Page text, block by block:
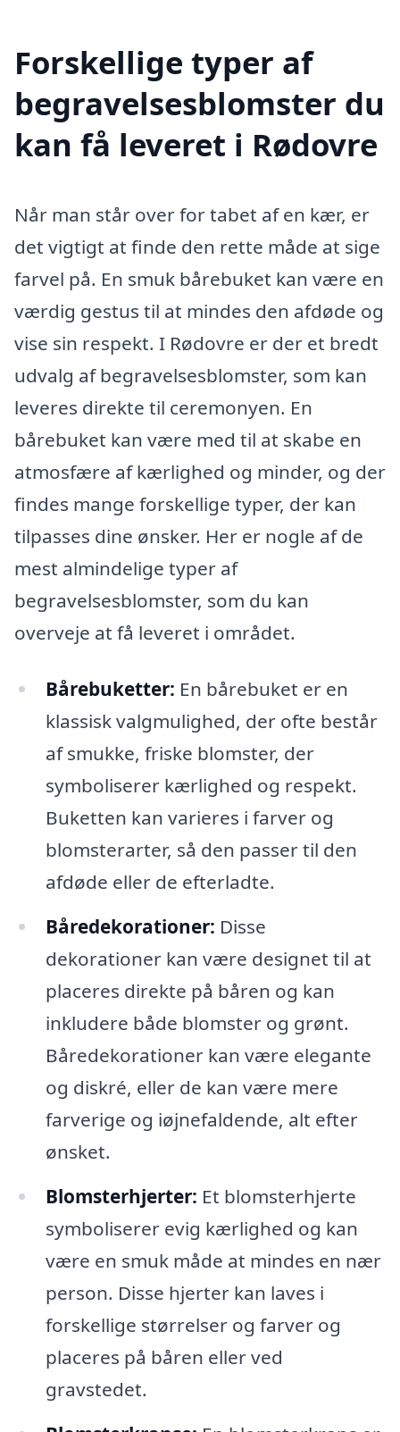
Forskellige typer af
begravelsesblomster du
kan få leveret i Rødovre
Når man står over for tabet af en kær, er
det vigtigt at finde den rette måde at sige
farvel på. En smuk bårebuket kan være en
værdig gestus til at mindes den afdøde og
vise sin respekt. I Rødovre er der et bredt
udvalg af begravelsesblomster, som kan
leveres direkte til ceremonyen. En
bårebuket kan være med til at skabe en
atmosfære af kærlighed og minder, og der
findes mange forskellige typer, der kan
tilpasses dine ønsker. Her er nogle af de
mest almindelige typer af
begravelsesblomster, som du kan
overveje at få leveret i området.
Bårebuketter: En bårebuket er en
klassisk valgmulighed, der ofte består
af smukke, friske blomster, der
symboliserer kærlighed og respekt.
Buketten kan varieres i farver og
blomsterarter, så den passer til den
afdøde eller de efterladte.
Båredekorationer: Disse
dekorationer kan være designet til at
placeres direkte på båren og kan
inkludere både blomster og grønt.
Båredekorationer kan være elegante
og diskré, eller de kan være mere
farverige og iøjnefaldende, alt efter
ønsket.
Blomsterhjerter: Et blomsterhjerte
symboliserer evig kærlighed og kan
være en smuk måde at mindes en nær
person. Disse hjerter kan laves i
forskellige størrelser og farver og
placeres på båren eller ved
gravstedet.